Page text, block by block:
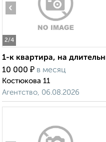
2/4
‹
1-к квартира, на
10 000 ₽ в месяц
Костюкова 11
Агентство, 06.08.2026